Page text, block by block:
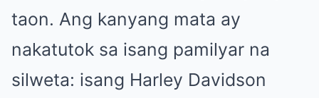
taon. Ang kanyang mata ay
nakatutok sa isang pamilyar na
silweta: isang Harley Davidson